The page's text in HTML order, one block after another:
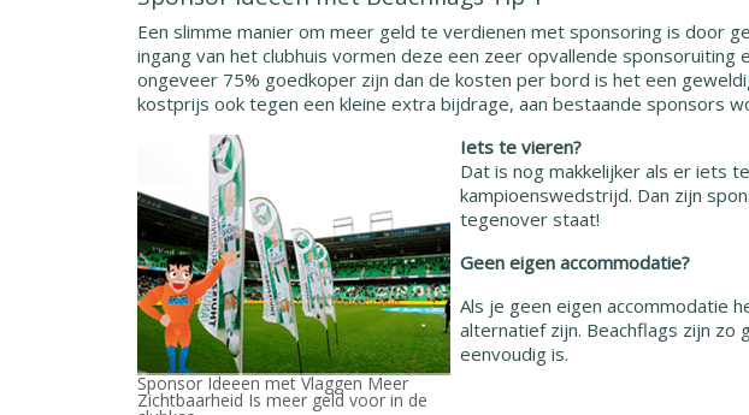
Een slimme manier om meer geld te verdienen met sponsoring is door
ingang van het clubhuis vormen deze een zeer opvallende
ongeveer 75% goedkoper zijn dan de kosten per bord is het een
kostprijs ook tegen een kleine extra bijdrage, aan bestaande sponsors
Sponsor Ideeen met Vlaggen Meer
Zichtbaarheid Is meer geld voor in de
Iets te vieren?
Dat is nog makkelijker als er iets
kampioenswedstrijd. Dan zijn
tegenover staat!
Geen eigen accommodatie?
Als je geen eigen accommodatie
alternatief zijn. Beachflags zijn
eenvoudig is.